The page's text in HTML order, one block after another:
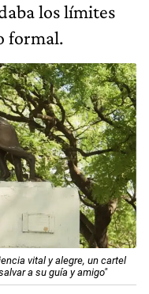
los límites
formal.
vital y alegre, un cartel
a su guía y amigo"